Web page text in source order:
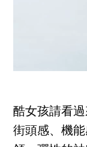
酷女孩請看
街頭感、機